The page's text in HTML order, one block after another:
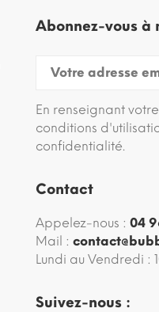
Abonnez-vous à
En renseignant
conditions
confidentialité.
Contact
Appelez-nous : 04
Mail :
Lundi au Vendredi :
Suivez-nous :